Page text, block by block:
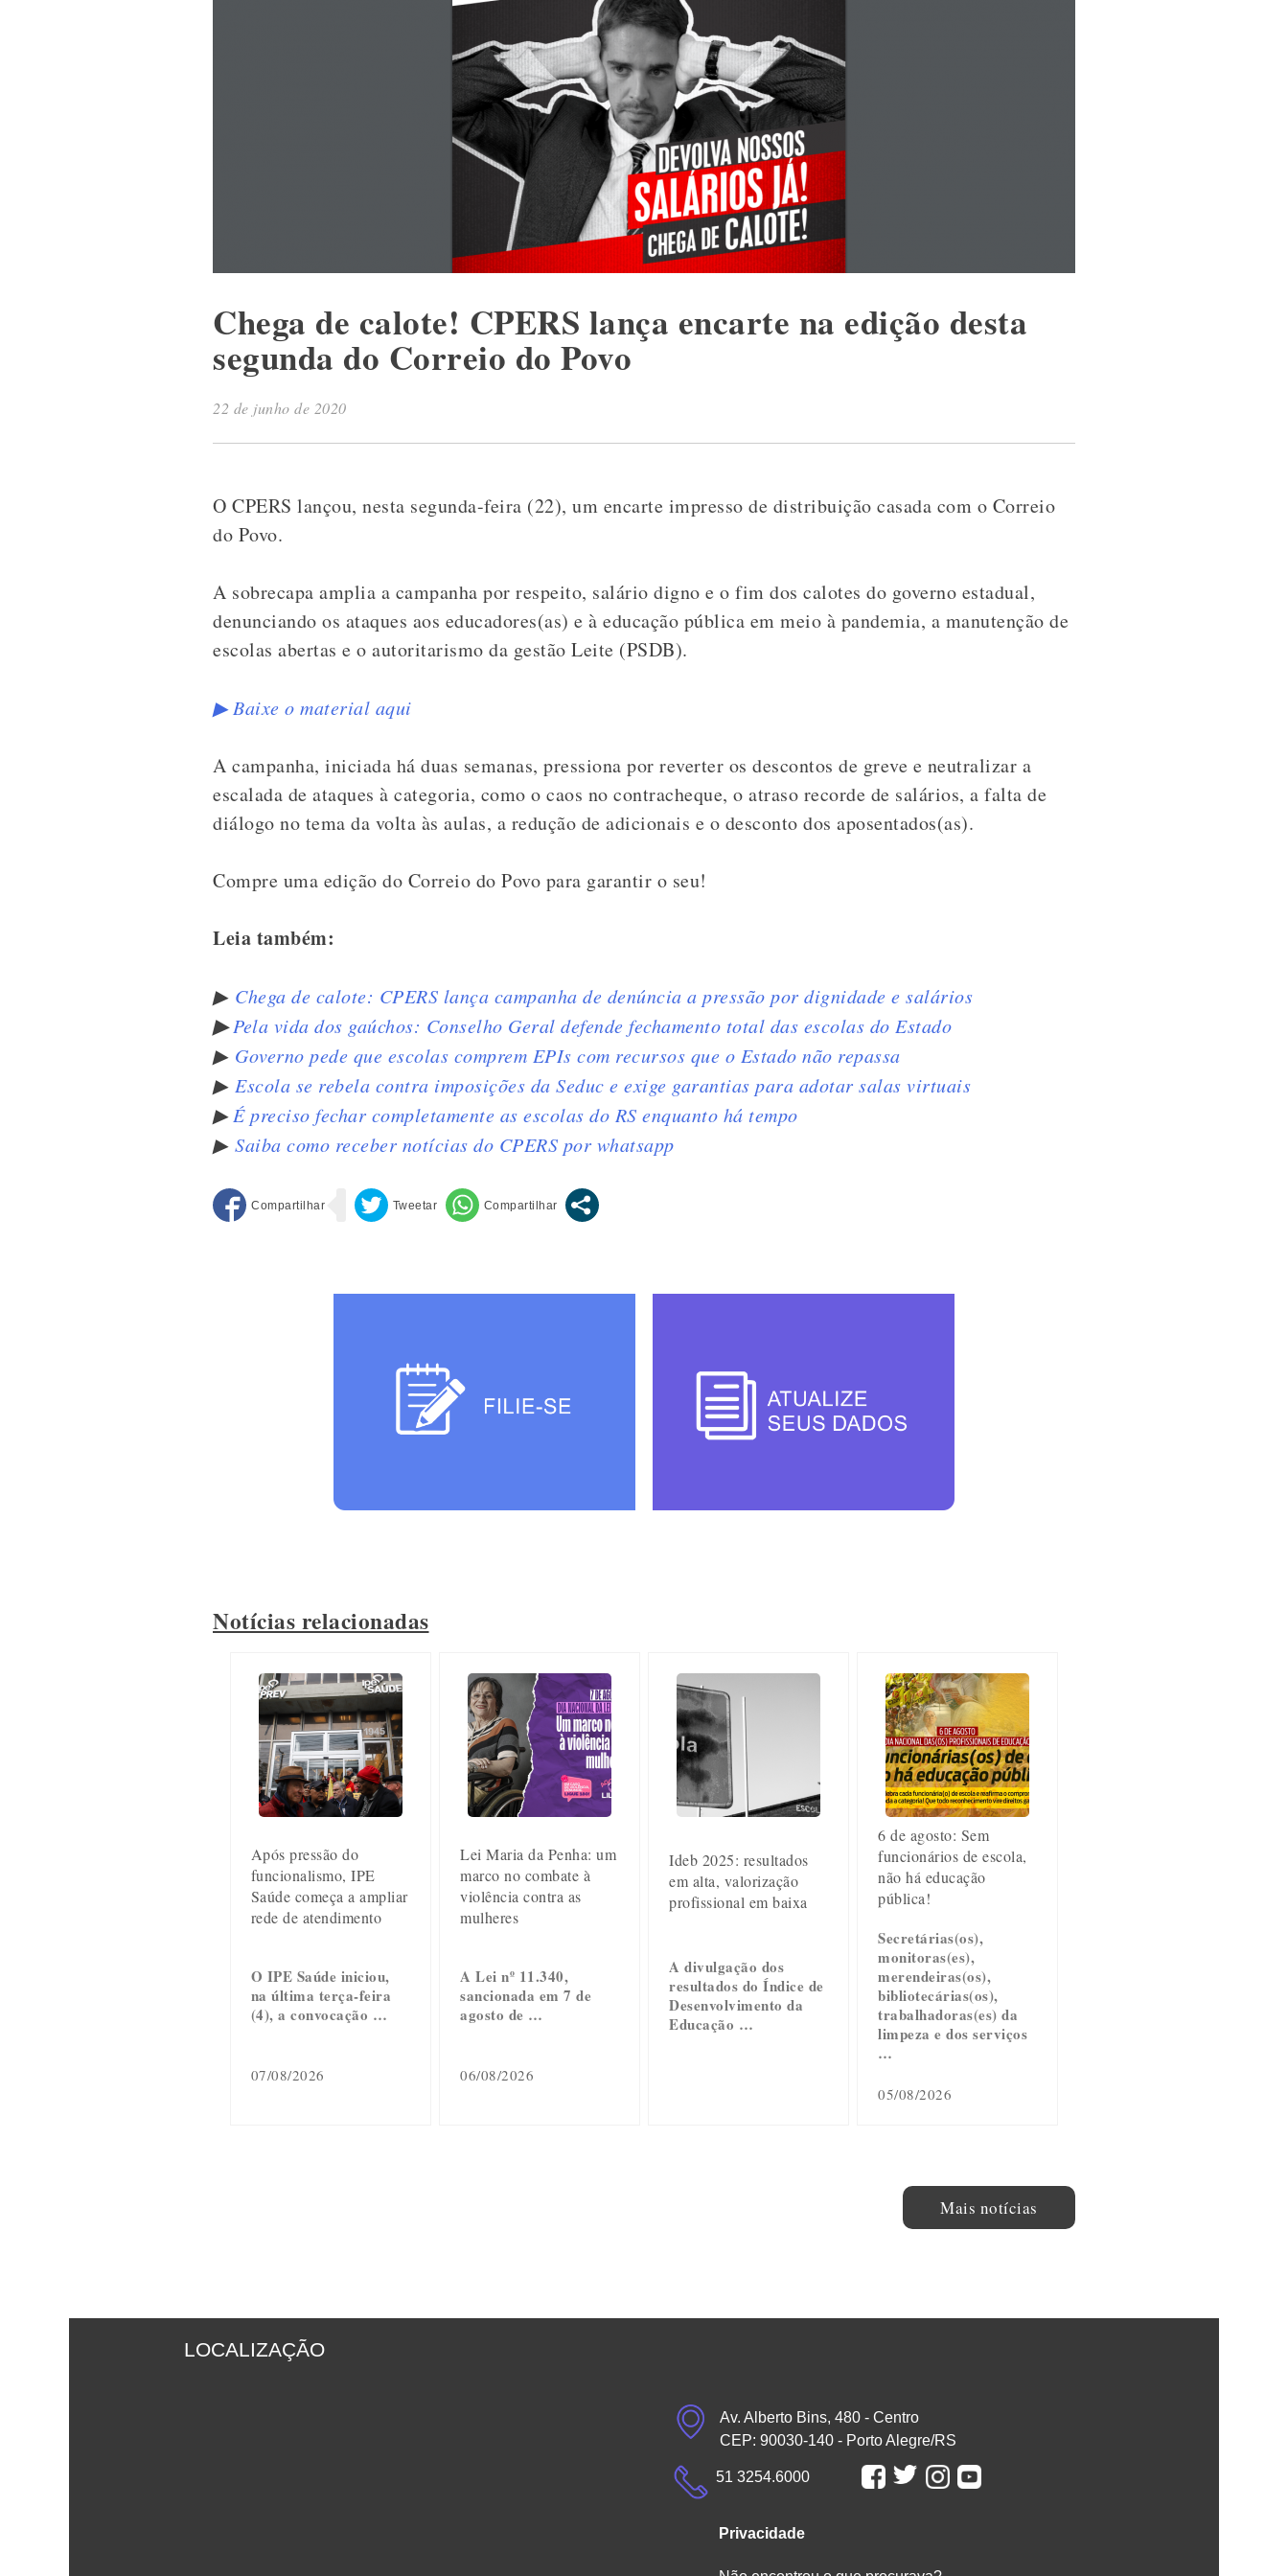
Chega de calote! CPERS lança encarte na edição desta
segunda do Correio do Povo
22 de junho de 2020
O CPERS lançou, nesta segunda-feira (22), um encarte impresso de distribuição casada com o Correio
do Povo.
A sobrecapa amplia a campanha por respeito, salário digno e o fim dos calotes do governo estadual,
denunciando os ataques aos educadores(as) e à educação pública em meio à pandemia, a manutenção de
escolas abertas e o autoritarismo da gestão Leite (PSDB).
▶ Baixe o material aqui
A campanha, iniciada há duas semanas, pressiona por reverter os descontos de greve e neutralizar a
escalada de ataques à categoria, como o caos no contracheque, o atraso recorde de salários, a falta de
diálogo no tema da volta às aulas, a redução de adicionais e o desconto dos aposentados(as).
Compre uma edição do Correio do Povo para garantir o seu!
Leia também:
▶ Chega de calote: CPERS lança campanha de denúncia a pressão por dignidade e salários
▶Pela vida dos gaúchos: Conselho Geral defende fechamento total das escolas do Estado
▶ Governo pede que escolas comprem EPIs com recursos que o Estado não repassa
▶ Escola se rebela contra imposições da Seduc e exige garantias para adotar salas virtuais
▶É preciso fechar completamente as escolas do RS enquanto há tempo
▶ Saiba como receber notícias do CPERS por whatsapp
Notícias relacionadas
Após pressão do
funcionalismo, IPE
Saúde começa a ampliar
rede de atendimento
O IPE Saúde iniciou,
na última terça-feira
(4), a convocação …
07/08/2026
Lei Maria da Penha: um
marco no combate à
violência contra as
mulheres
A Lei nº 11.340,
sancionada em 7 de
agosto de …
06/08/2026
Ideb 2025: resultados
em alta, valorização
profissional em baixa
A divulgação dos
resultados do Índice de
Desenvolvimento da
Educação …
6 de agosto: Sem
funcionários de escola,
não há educação
pública!
Secretárias(os),
monitoras(es),
merendeiras(os),
bibliotecárias(os),
trabalhadoras(es) da
limpeza e dos serviços
…
05/08/2026
Mais notícias
LOCALIZAÇÃO
Av. Alberto Bins, 480 - Centro
CEP: 90030-140 - Porto Alegre/RS
51 3254.6000
Privacidade